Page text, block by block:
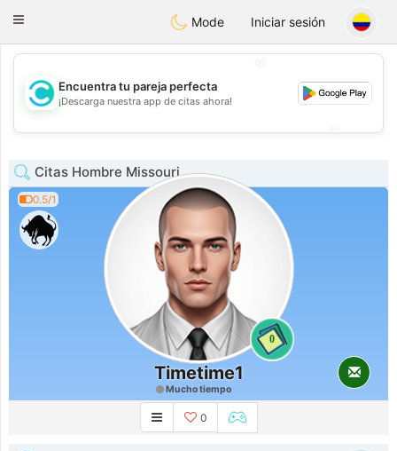
olombiaCitas
Toggle
Mode Iniciar sesión
💖
💕
Encuentra tu pareja perfecta
¡Descarga nuestra app de citas ahora!
Citas Hombre Missouri
0.5/1
0
Timetime1
Mucho tiempo
0